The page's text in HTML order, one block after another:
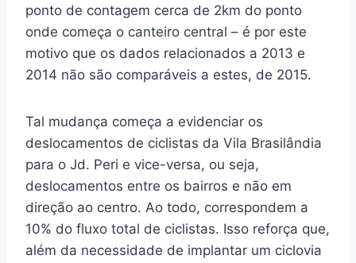
ponto de contagem cerca de 2km do ponto
onde começa o canteiro central – é por este
motivo que os dados relacionados a 2013 e
2014 não são comparáveis a estes, de 2015.
Tal mudança começa a evidenciar os
deslocamentos de ciclistas da Vila Brasilândia
para o Jd. Peri e vice-versa, ou seja,
deslocamentos entre os bairros e não em
direção ao centro. Ao todo, correspondem a
10% do fluxo total de ciclistas. Isso reforça que,
além da necessidade de implantar um ciclovia